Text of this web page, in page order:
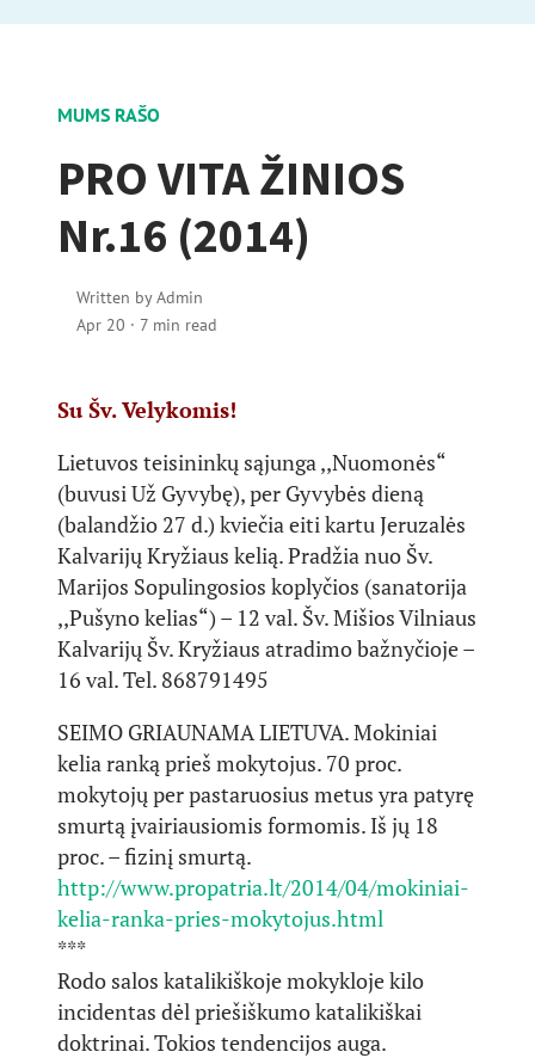
MUMS RAŠO
PRO VITA ŽINIOS
Nr.16 (2014)
Written byAdmin
Apr 20 · 7 min read
Su Šv. Velykomis!
Lietuvos teisininkų sąjunga ,,Nuomonės“
(buvusi Už Gyvybę), per Gyvybės dieną
(balandžio 27 d.) kviečia eiti kartu Jeruzalės
Kalvarijų Kryžiaus kelią. Pradžia nuo Šv.
Marijos Sopulingosios koplyčios (sanatorija
,,Pušyno kelias“) – 12 val. Šv. Mišios Vilniaus
Kalvarijų Šv. Kryžiaus atradimo bažnyčioje –
16 val. Tel. 868791495
SEIMO GRIAUNAMA LIETUVA. Mokiniai
kelia ranką prieš mokytojus. 70 proc.
mokytojų per pastaruosius metus yra patyrę
smurtą įvairiausiomis formomis. Iš jų 18
proc. – fizinį smurtą.
http://www.propatria.lt/2014/04/mokiniai-
kelia-ranka-pries-mokytojus.html
***
Rodo salos katalikiškoje mokykloje kilo
incidentas dėl priešiškumo katalikiškai
doktrinai. Tokios tendencijos auga.